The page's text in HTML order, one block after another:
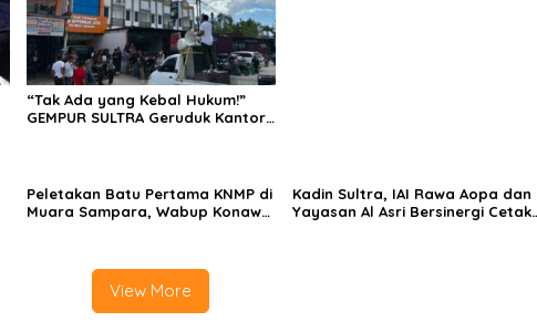
“Tak Ada yang Kebal Hukum!”
GEMPUR SULTRA Geruduk Kantor
Peletakan Batu Pertama KNMP di
Muara Sampara, Wabup Konawe
Kadin Sultra, IAI Rawa Aopa dan
Yayasan Al Asri Bersinergi Cetak
View More